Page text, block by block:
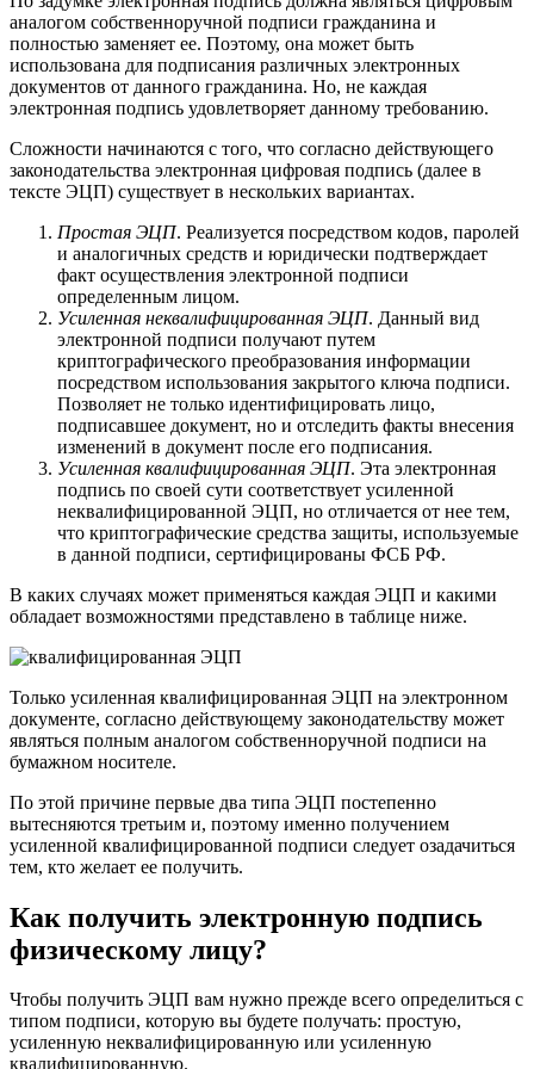
аналогом собственноручной подписи гражданина и
полностью заменяет ее. Поэтому, она может быть
использована для подписания различных электронных
документов от данного гражданина. Но, не каждая
электронная подпись удовлетворяет данному требованию.
Сложности начинаются с того, что согласно действующего
законодательства электронная цифровая подпись (далее в
тексте ЭЦП) существует в нескольких вариантах.
Простая ЭЦП. Реализуется посредством кодов, паролей
и аналогичных средств и юридически подтверждает
факт осуществления электронной подписи
определенным лицом.
Усиленная неквалифицированная ЭЦП. Данный вид
электронной подписи получают путем
криптографического преобразования информации
посредством использования закрытого ключа подписи.
Позволяет не только идентифицировать лицо,
подписавшее документ, но и отследить факты внесения
изменений в документ после его подписания.
Усиленная квалифицированная ЭЦП. Эта электронная
подпись по своей сути соответствует усиленной
неквалифицированной ЭЦП, но отличается от нее тем,
что криптографические средства защиты, используемые
в данной подписи, сертифицированы ФСБ РФ.
В каких случаях может применяться каждая ЭЦП и какими
обладает возможностями представлено в таблице ниже.
Только усиленная квалифицированная ЭЦП на электронном
документе, согласно действующему законодательству может
являться полным аналогом собственноручной подписи на
бумажном носителе.
По этой причине первые два типа ЭЦП постепенно
вытесняются третьим и, поэтому именно получением
усиленной квалифицированной подписи следует озадачиться
тем, кто желает ее получить.
Как получить электронную подпись
физическому лицу?
Чтобы получить ЭЦП вам нужно прежде всего определиться с
типом подписи, которую вы будете получать: простую,
усиленную неквалифицированную или усиленную
квалифицированную.